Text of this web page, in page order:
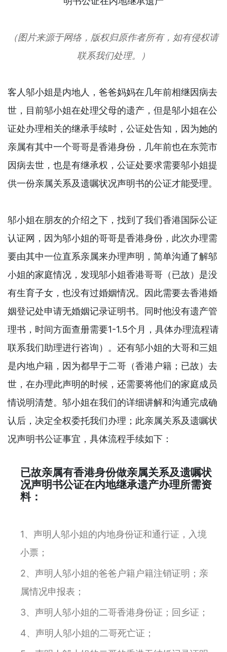
（图片来源于网络，版权归原作者所有，如有侵权请
联系我们处理。）
客人邬小姐是内地人，爸爸妈妈在几年前相继因病去
世，目前邬小姐在处理父母的遗产，但是邬小姐在公
证处办理相关的继承手续时，公证处告知，因为她的
亲属有其中一个哥哥是香港身份，几年前也在东莞市
因病去世，也是有继承权，公证处要求需要邬小姐提
供一份亲属关系及遗嘱状况声明书的公证才能受理。
邬小姐在朋友的介绍之下，找到了我们香港国际公证
认证网，因为邬小姐的哥哥是香港身份，此次办理需
要由其中一位直系亲属来办理声明，简单沟通了解邬
小姐的家庭情况，发现邬小姐香港哥哥（已故）是没
有生育子女，也没有过婚姻情况。因此需要去香港婚
姻登记处申请无婚姻记录证明书。同时他没有遗产管
理书，时间方面查册需要1-1.5个月，具体办理流程请
联系我们助理进行咨询）。还有邬小姐的大哥和三姐
是内地户籍，因为都早于二哥（香港户籍；已故）去
世，在办理此声明的时候，还需要将他们的家庭成员
情说明清楚。邬小姐在我们的详细讲解和沟通完成确
认后，决定全权委托我们办理；此亲属关系及遗嘱状
况声明书公证事宜，具体流程手续如下：
已故亲属有香港身份做亲属关系及遗嘱状
况声明书公证在内地继承遗产办理所需资
料：
1、声明人邬小姐的内地身份证和通行证，入境
小票；
2、声明人邬小姐的爸爸户籍户籍注销证明；亲
属情况申报表；
3、声明人邬小姐的二哥香港身份证；回乡证；
4、声明人邬小姐的二哥死亡证；